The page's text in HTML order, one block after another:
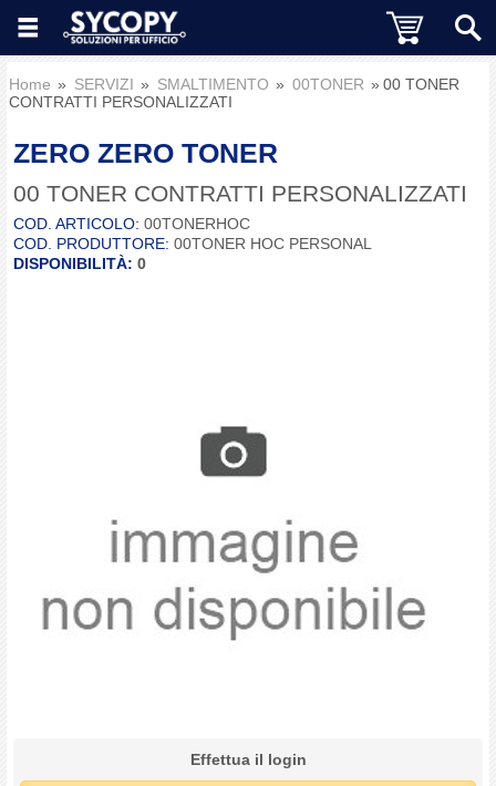
Home SERVIZI SMALTIMENTO 00TONER
00 TONER
CONTRATTI PERSONALIZZATI
ZERO ZERO TONER
00 TONER CONTRATTI PERSONALIZZATI
COD. ARTICOLO: 00TONERHOC
COD. PRODUTTORE: 00TONER HOC PERSONAL
DISPONIBILITÀ: 0
Effettua il login